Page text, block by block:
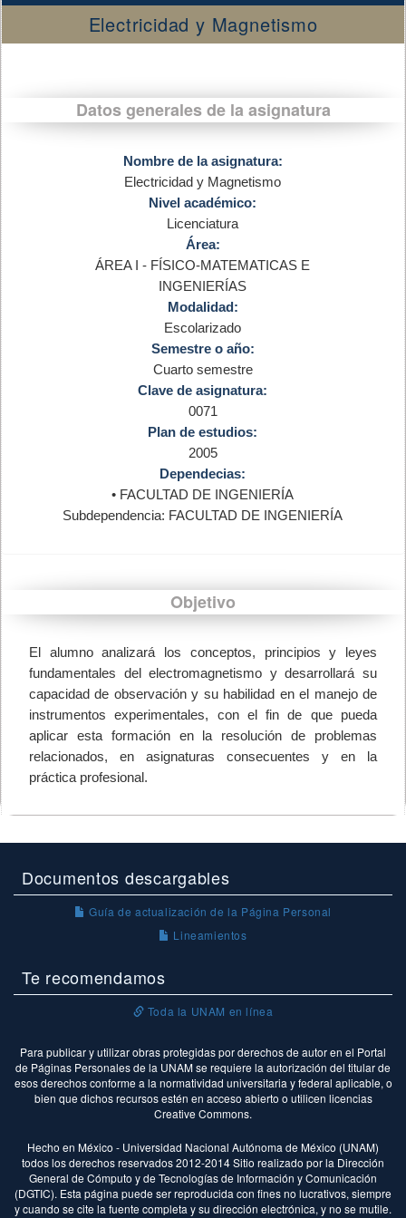
Electricidad y Magnetismo
Datos generales de la asignatura
Nombre de la asignatura:
Electricidad y Magnetismo
Nivel académico:
Licenciatura
Área:
ÁREA I - FÍSICO-MATEMATICAS E
INGENIERÍAS
Modalidad:
Escolarizado
Semestre o año:
Cuarto semestre
Clave de asignatura:
0071
Plan de estudios:
2005
Dependecias:
• FACULTAD DE INGENIERÍA
Subdependencia: FACULTAD DE INGENIERÍA
Objetivo
El alumno analizará los conceptos, principios y leyes
fundamentales del electromagnetismo y desarrollará su
capacidad de observación y su habilidad en el manejo de
instrumentos experimentales, con el fin de que pueda
aplicar esta formación en la resolución de problemas
relacionados, en asignaturas consecuentes y en la
práctica profesional.
Documentos descargables
Guía de actualización de la Página Personal
Lineamientos
Te recomendamos
Toda la UNAM en línea
Para publicar y utilizar obras protegidas por derechos de autor en el Portal
de Páginas Personales de la UNAM se requiere la autorización del titular de
esos derechos conforme a la normatividad universitaria y federal aplicable, o
bien que dichos recursos estén en acceso abierto o utilicen licencias
Creative Commons.
Hecho en México - Universidad Nacional Autónoma de México (UNAM)
todos los derechos reservados 2012-2014 Sitio realizado por la Dirección
General de Cómputo y de Tecnologías de Información y Comunicación
(DGTIC). Esta página puede ser reproducida con fines no lucrativos, siempre
y cuando se cite la fuente completa y su dirección electrónica, y no se mutile.